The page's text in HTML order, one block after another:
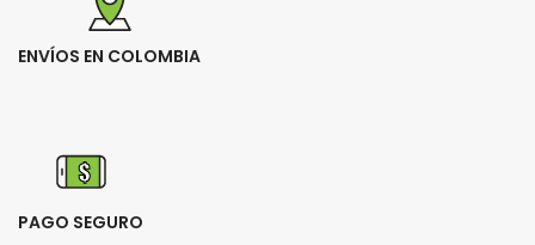
ENVÍOS EN COLOMBIA
PAGO SEGURO